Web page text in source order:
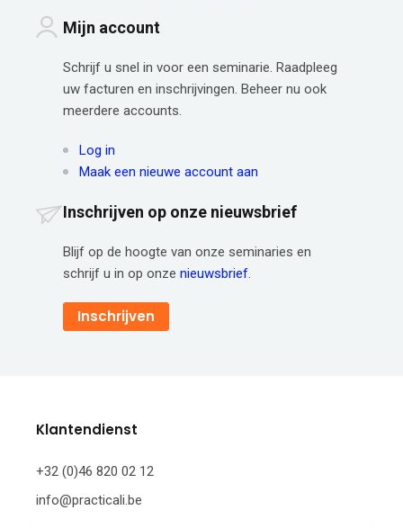
Mijn account
Schrijf u snel in voor een seminarie. Raadpleeg
uw facturen en inschrijvingen. Beheer nu ook
meerdere accounts.
Log in
Maak een nieuwe account aan
Inschrijven op onze nieuwsbrief
Blijf op de hoogte van onze seminaries en
schrijf u in op onze nieuwsbrief.
Inschrijven
Klantendienst
+32 (0)46 820 02 12
info@practicali.be